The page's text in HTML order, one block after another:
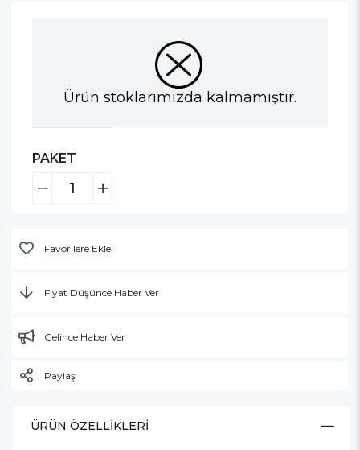
Ürün stoklarımızda kalmamıştır.
PAKET
Favorilere Ekle
Fiyat Düşünce Haber Ver
Gelince Haber Ver
Paylaş
ÜRÜN ÖZELLIKLERI